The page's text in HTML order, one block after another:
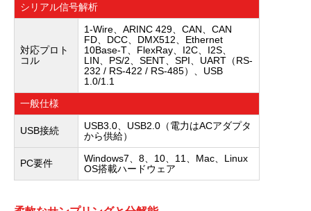
シリアル信号解析
対応プロト
コル
1-Wire、ARINC 429、CAN、CAN
FD、DCC、DMX512、Ethernet
10Base-T、FlexRay、I2C、I2S、
LIN、PS/2、SENT、SPI、UART（RS-
232 / RS-422 / RS-485）、USB
1.0/1.1
一般仕様
USB接続
USB3.0、USB2.0（電力はACアダプタ
から供給）
PC要件
Windows7、8、10、11、Mac、Linux
OS搭載ハードウェア